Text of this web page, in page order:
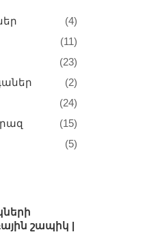
(4)
(11)
(23)
(2)
(24)
(15)
(5)
շապիկ |